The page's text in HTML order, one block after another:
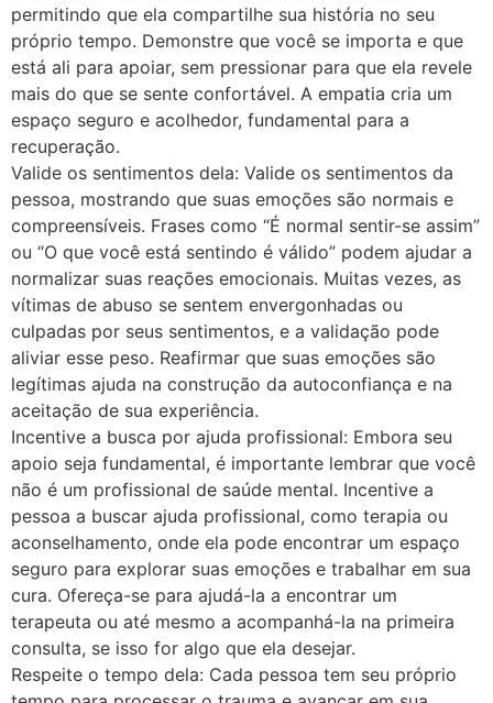
permitindo que ela compartilhe sua história no seu
próprio tempo. Demonstre que você se importa e que
está ali para apoiar, sem pressionar para que ela revele
mais do que se sente confortável. A empatia cria um
espaço seguro e acolhedor, fundamental para a
recuperação.
Valide os sentimentos dela: Valide os sentimentos da
pessoa, mostrando que suas emoções são normais e
compreensíveis. Frases como “É normal sentir-se assim”
ou “O que você está sentindo é válido” podem ajudar a
normalizar suas reações emocionais. Muitas vezes, as
vítimas de abuso se sentem envergonhadas ou
culpadas por seus sentimentos, e a validação pode
aliviar esse peso. Reafirmar que suas emoções são
legítimas ajuda na construção da autoconfiança e na
aceitação de sua experiência.
Incentive a busca por ajuda profissional: Embora seu
apoio seja fundamental, é importante lembrar que você
não é um profissional de saúde mental. Incentive a
pessoa a buscar ajuda profissional, como terapia ou
aconselhamento, onde ela pode encontrar um espaço
seguro para explorar suas emoções e trabalhar em sua
cura. Ofereça-se para ajudá-la a encontrar um
terapeuta ou até mesmo a acompanhá-la na primeira
consulta, se isso for algo que ela desejar.
Respeite o tempo dela: Cada pessoa tem seu próprio